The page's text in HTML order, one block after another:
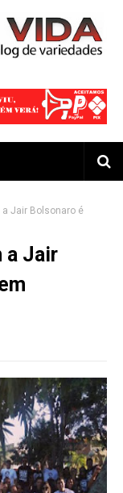
Jair Bolsonaro é
a Jair